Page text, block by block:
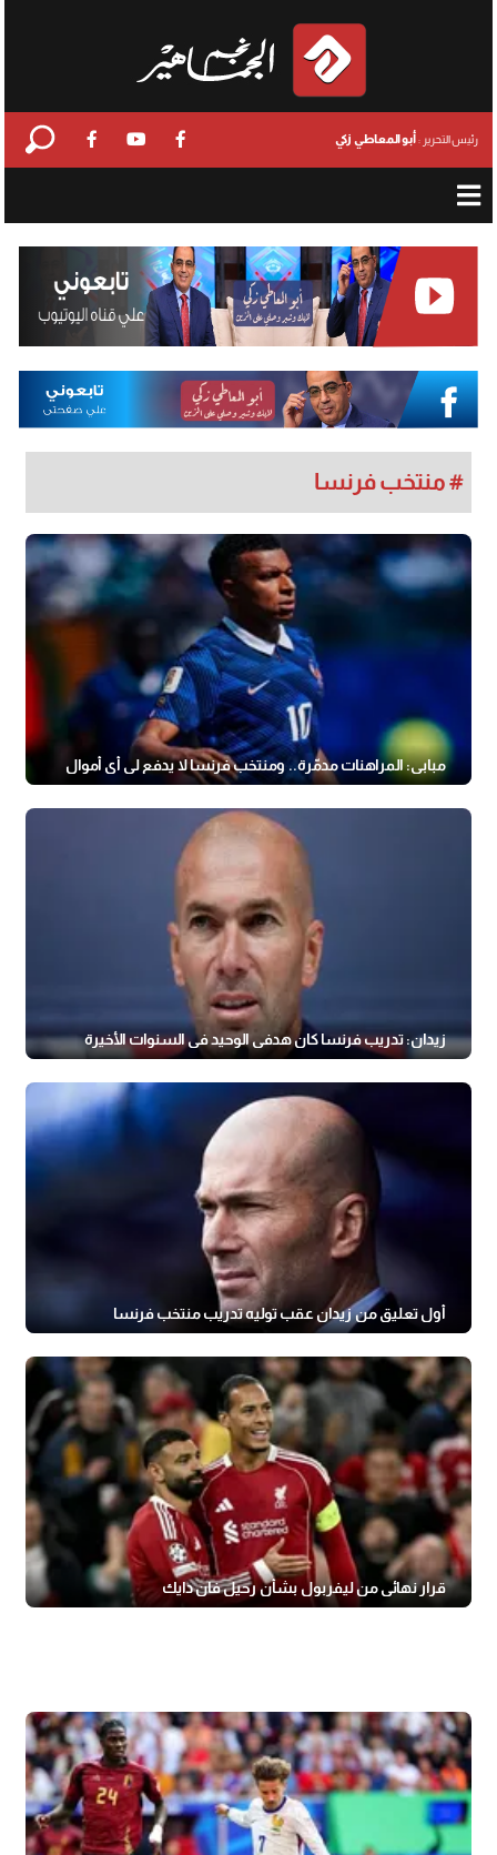
رئيس التحرير : أبو المعاطي زكي
# منتخب فرنسا
مبابي: المراهنات مدمّرة.. ومنتخب فرنسا لا يدفع لي أي أموال
زيدان: تدريب فرنسا كان هدفي الوحيد في السنوات الأخيرة
أول تعليق من زيدان عقب توليه تدريب منتخب فرنسا
قرار نهائي من ليفربول بشأن رحيل فان دايك